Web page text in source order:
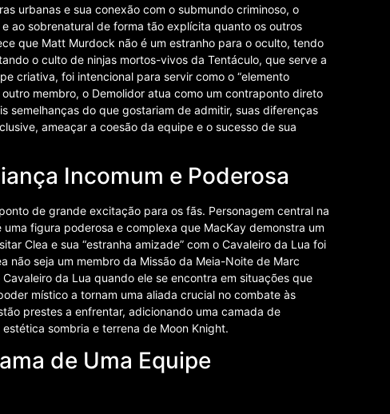
urbanas e sua conexão com o submundo criminoso, o
ao sobrenatural de forma tão explícita quanto os outros
que Matt Murdock não é um estranho para o oculto, tendo
o culto de ninjas mortos-vivos da Tentáculo, que serve a
criativa, foi intencional para servir como o “elemento
membro, o Demolidor atua como um contraponto direto
semelhanças do que gostariam de admitir, suas diferenças
ameaçar a coesão da equipe e o sucesso de sua
Incomum e Poderosa
de grande excitação para os fãs. Personagem central na
figura poderosa e complexa que MacKay demonstra um
Clea e sua “estranha amizade” com o Cavaleiro da Lua foi
não seja um membro da Missão da Meia-Noite de Marc
da Lua quando ele se encontra em situações que
místico a tornam uma aliada crucial no combate às
prestes a enfrentar, adicionando uma camada de
sombria e terrena de Moon Knight.
de Uma Equipe